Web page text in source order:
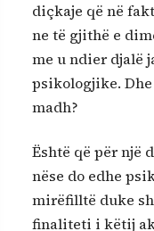
diçkaje që në
ne të gjithë e
me u ndier djalë
psikologjike.
madh?
Është që për një
nëse do edhe
mirëfilltë duke
finaliteti i këtij